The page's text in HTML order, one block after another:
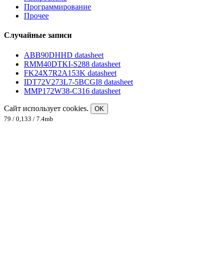
Программирование
Прочее
Случайные записи
ABB90DHHD datasheet
RMM40DTKI-S288 datasheet
FK24X7R2A153K datasheet
IDT72V273L7-5BCGI8 datasheet
MMP172W38-C316 datasheet
Сайт использует cookies.
OK
79 / 0,133 / 7.4mb